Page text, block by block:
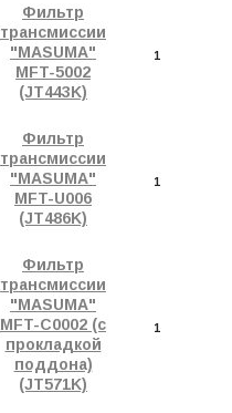
Фильтр
трансмиссии
"MASUMA"
MFT-5002
(JT443K)
1
Фильтр
трансмиссии
"MASUMA"
MFT-U006
(JT486K)
1
Фильтр
трансмиссии
"MASUMA"
MFT-C0002 (с
прокладкой
поддона)
(JT571K)
1